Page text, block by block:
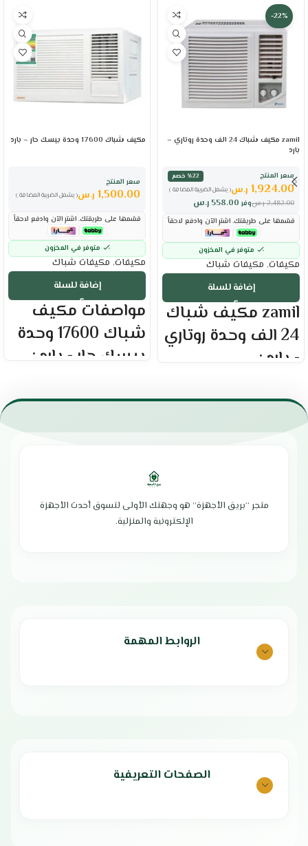
-22%
zamil مكيف شباك 24 الف وحدة روتاري –
بارد
سعر المنتج
٪22 خصم
( يشمل الضريبة المضافة )
1,924.00 ر.س
وفر 558.00 ر.س 2,482.00 ر.س
قسّمها على طريقتك. اشترِ الآن وادفع لاحقاً
متوفر في المخزون
مكيفات, مكيفات شباك
إضافة للسلة
zamil مكيف شباك
24 الف وحدة روتاري
- بارد :
القدرة الإسمية : 2 طن
لضمان تغطية أوسع
مستوى الضوضاء: منخفض لتشغيل
أكثر راحة
مكيف شباك 17600 وحدة بيسك حار – بارد
سعر المنتج
( يشمل الضريبة المضافة ) 1,500.00 ر.س
قسّمها على طريقتك. اشترِ الآن وادفع لاحقاً
متوفر في المخزون
مكيفات, مكيفات شباك
إضافة للسلة
مواصفات مكيف
شباك 17600 وحدة
بيسك حار - بارد :
حجم المكيف : 18000 وحدة
قدرة تبريد و تدفئه عاليه
تحكم يدوي
الضمان الشامل : عامان
متجر “بريق الأجهزة” هو وجهتك الأولى لتسوق أحدث الأجهزة
الإلكترونية والمنزلية.
الروابط المهمة
الصفحات التعريفية